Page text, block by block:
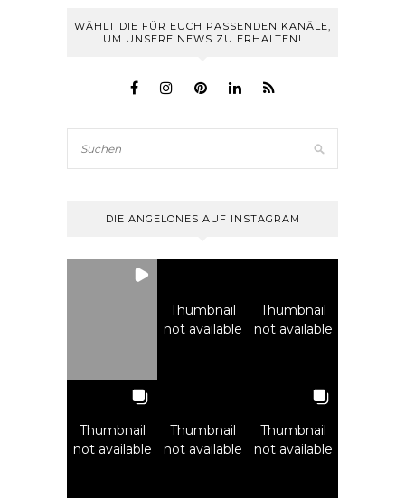
WÄHLT DIE FÜR EUCH PASSENDEN KANÄLE,
UM UNSERE NEWS ZU ERHALTEN!
DIE ANGELONES AUF INSTAGRAM
Thumbnail
not available
Thumbnail
not available
Thumbnail
not available
Thumbnail
not available
Thumbnail
not available